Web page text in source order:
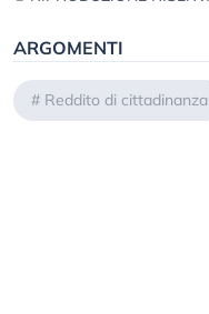
ARGOMENTI
# Reddito di cittadinanza